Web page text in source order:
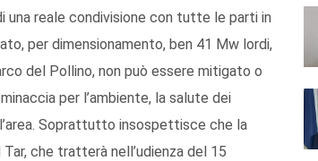
reale condivisione con tutte le parti in
per dimensionamento, ben 41 Mw lordi,
del Pollino, non può essere mitigato o
per l’ambiente, la salute dei
Soprattutto insospettisce che la
che tratterà nell’udienza del 15